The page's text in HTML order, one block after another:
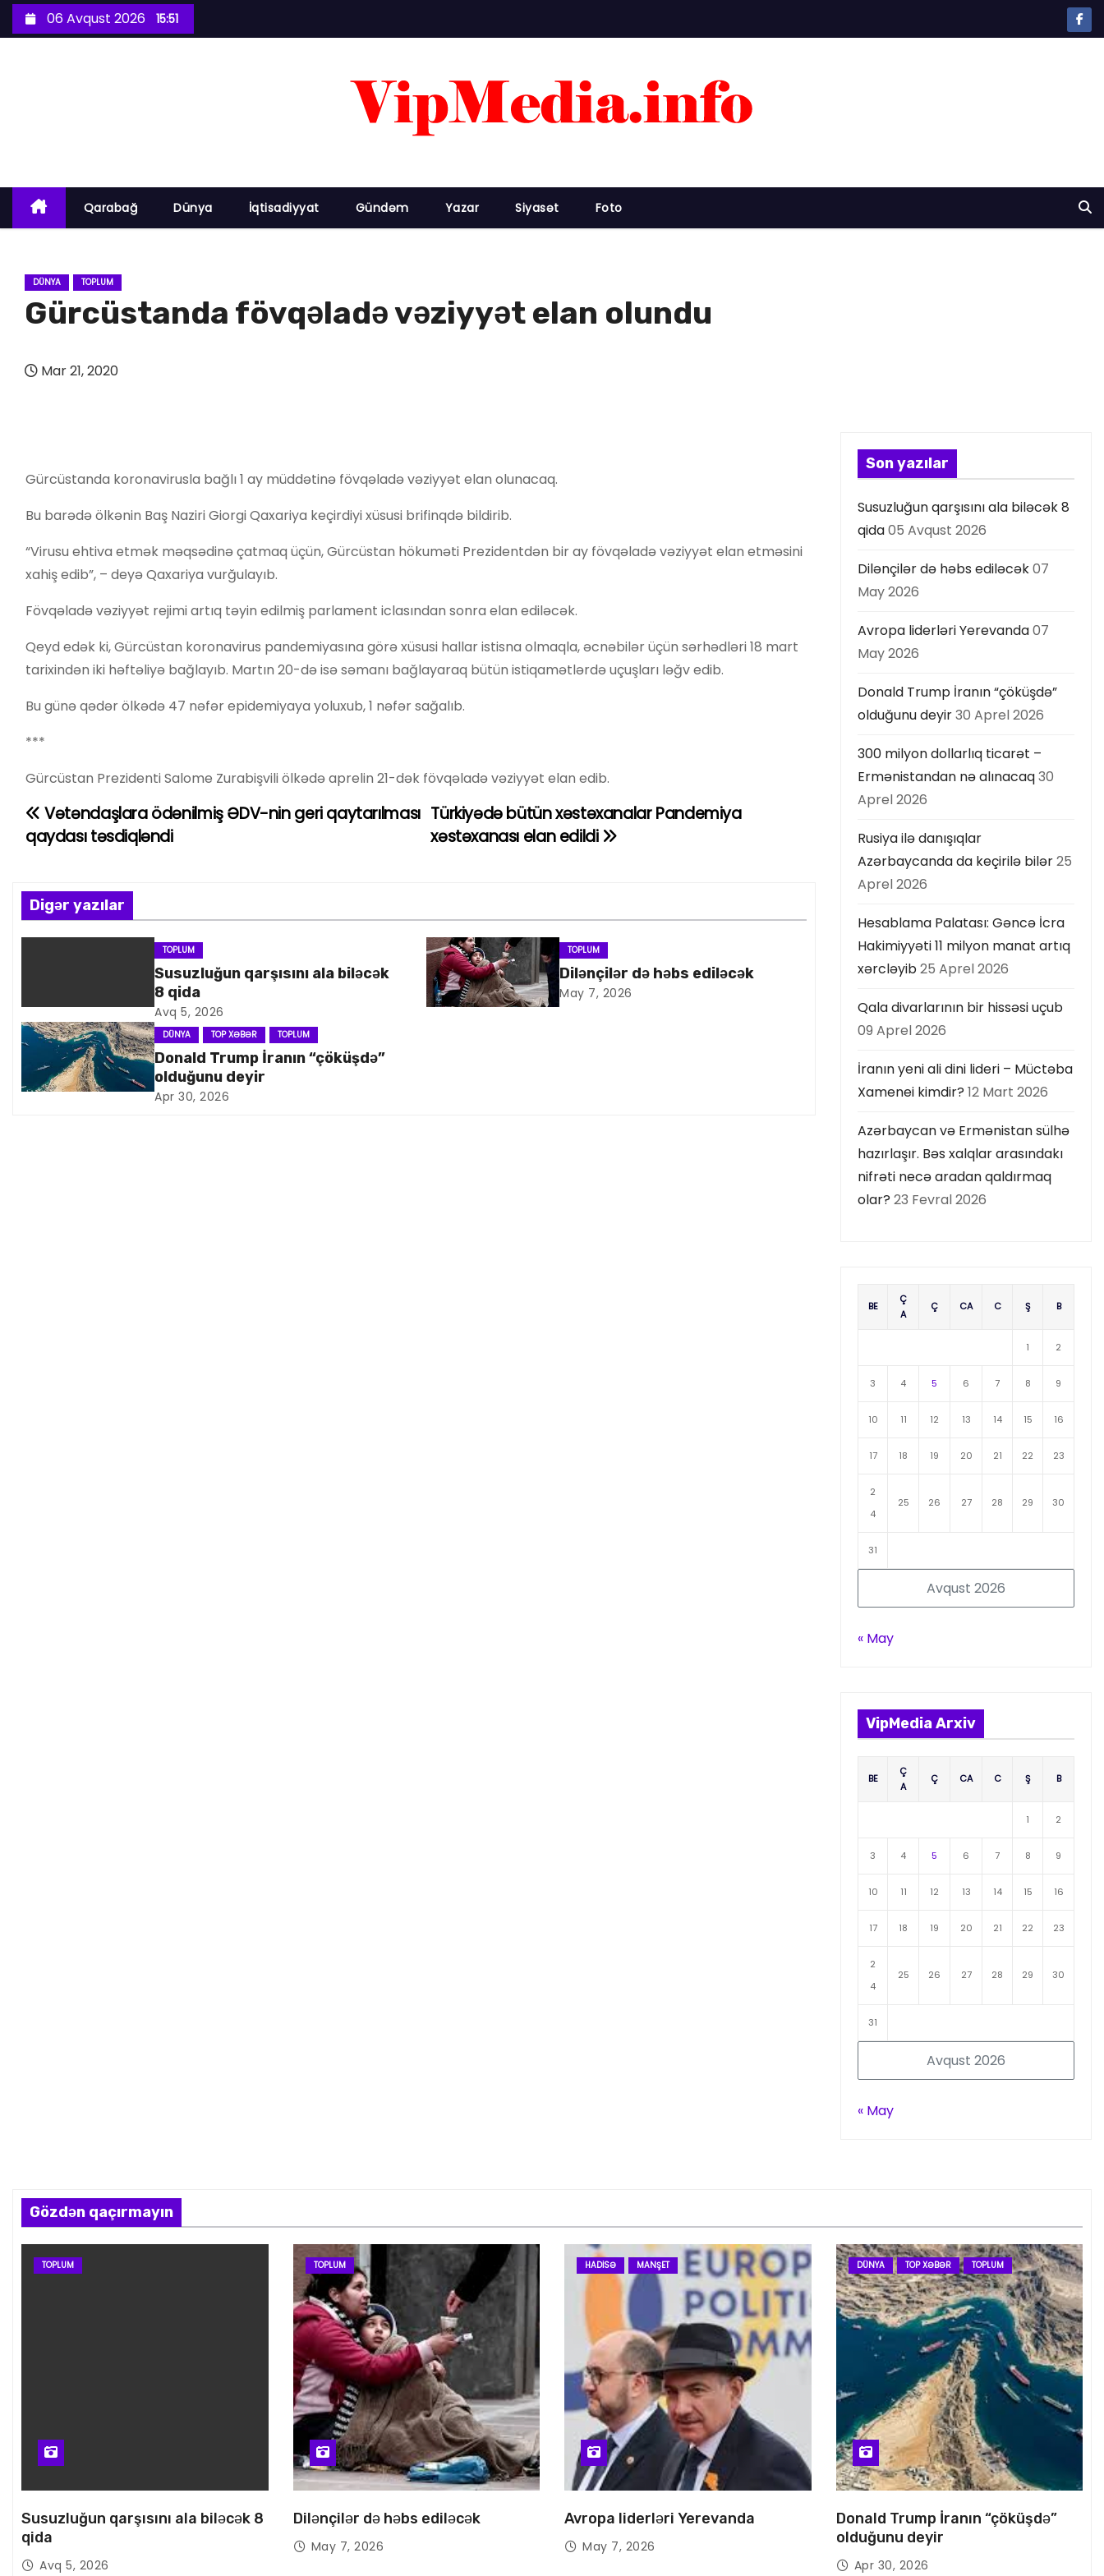
k
06 Avqust 2026 15:51
Qarabağ Dünya İqtisadiyyat Gündəm Yazar Siyasət Foto
DÜNYA TOPLUM
Gürcüstanda fövqəladə vəziyyət elan olundu
Mar 21, 2020
Gürcüstanda koronavirusla bağlı 1 ay müddətinə fövqəladə vəziyyət elan olunacaq.
Bu barədə ölkənin Baş Naziri Giorgi Qaxariya keçirdiyi xüsusi brifinqdə bildirib.
“Virusu ehtiva etmək məqsədinə çatmaq üçün, Gürcüstan hökuməti Prezidentdən bir ay fövqəladə vəziyyət elan etməsini
xahiş edib”, – deyə Qaxariya vurğulayıb.
Fövqəladə vəziyyət rejimi artıq təyin edilmiş parlament iclasından sonra elan ediləcək.
Qeyd edək ki, Gürcüstan koronavirus pandemiyasına görə xüsusi hallar istisna olmaqla, əcnəbilər üçün sərhədləri 18 mart
tarixindən iki həftəliyə bağlayıb. Martın 20-də isə səmanı bağlayaraq bütün istiqamətlərdə uçuşları ləğv edib.
Bu günə qədər ölkədə 47 nəfər epidemiyaya yoluxub, 1 nəfər sağalıb.
***
Gürcüstan Prezidenti Salome Zurabişvili ölkədə aprelin 21-dək fövqəladə vəziyyət elan edib.
Y
a
z
ı
v
q
Türkiyədə bütün xəstəxanalar Pandemiya
xəstəxanası elan edildi
Vətəndaşlara ödənilmiş ƏDV-nin geri qaytarılması
qaydası təsdiqləndi
Digər yazılar
TOPLUM
Susuzluğun qarşısını ala biləcək
8 qida
Avq 5, 2026
TOPLUM
Dilənçilər də həbs ediləcək
May 7, 2026
DÜNYA TOP XƏBƏR TOPLUM
Donald Trump İranın “çöküşdə”
olduğunu deyir
Apr 30, 2026
Son yazılar
Susuzluğun qarşısını ala biləcək 8
qida05 Avqust 2026
Dilənçilər də həbs ediləcək07
May 2026
Avropa liderləri Yerevanda07
May 2026
Donald Trump İranın “çöküşdə”
olduğunu deyir30 Aprel 2026
300 milyon dollarlıq ticarət –
Ermənistandan nə alınacaq30
Aprel 2026
Rusiya ilə danışıqlar
Azərbaycanda da keçirilə bilər25
Aprel 2026
Hesablama Palatası: Gəncə İcra
Hakimiyyəti 11 milyon manat artıq
xərcləyib25 Aprel 2026
Qala divarlarının bir hissəsi uçub
09 Aprel 2026
İranın yeni ali dini lideri – Müctəba
Xamenei kimdir? 12 Mart 2026
Azərbaycan və Ermənistan sülhə
hazırlaşır. Bəs xalqlar arasındakı
nifrəti necə aradan qaldırmaq
olar? 23 Fevral 2026
Avqust 2026
BE
Ç
A
Ç CA C Ş B
1 2
3 4 5 6 7 8 9
10 11 12 13 14 15 16
17 18 19 20 21 22 23
2
4
25 26 27 28 29 30
31
« May
VipMedia Arxiv
Avqust 2026
BE
Ç
A
Ç CA C Ş B
1 2
3 4 5 6 7 8 9
10 11 12 13 14 15 16
17 18 19 20 21 22 23
2
4
25 26 27 28 29 30
31
« May
Gözdən qaçırmayın
TOPLUM
Susuzluğun qarşısını ala biləcək 8
qida
Avq 5, 2026
TOPLUM
Dilənçilər də həbs ediləcək
May 7, 2026
HADISƏ MANŞET
Avropa liderləri Yerevanda
May 7, 2026
DÜNYA TOP XƏBƏR TOPLUM
Donald Trump İranın “çöküşdə”
olduğunu deyir
Apr 30, 2026